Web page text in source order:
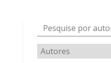
Pesquise por